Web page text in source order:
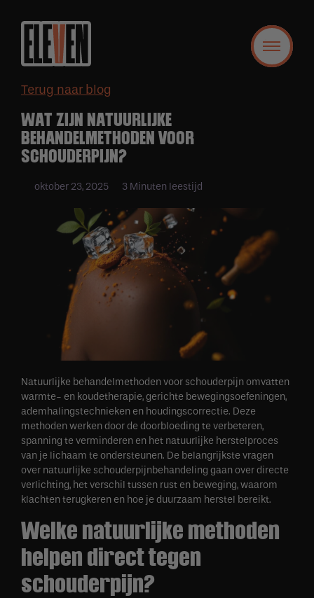
Terug naar blog
WAT ZIJN NATUURLIJKE
BEHANDELMETHODEN VOOR
SCHOUDERPIJN?
oktober 23, 2025 3 Minuten leestijd
Natuurlijke behandelmethoden voor schouderpijn omvatten
warmte- en koudetherapie, gerichte bewegingsoefeningen,
ademhalingstechnieken en houdingscorrectie. Deze
methoden werken door de doorbloeding te verbeteren,
spanning te verminderen en het natuurlijke herstelproces
van je lichaam te ondersteunen. De belangrijkste vragen
over natuurlijke schouderpijnbehandeling gaan over directe
verlichting, het verschil tussen rust en beweging, waarom
klachten terugkeren en hoe je duurzaam herstel bereikt.
Welke natuurlijke methoden
helpen direct tegen
schouderpijn?